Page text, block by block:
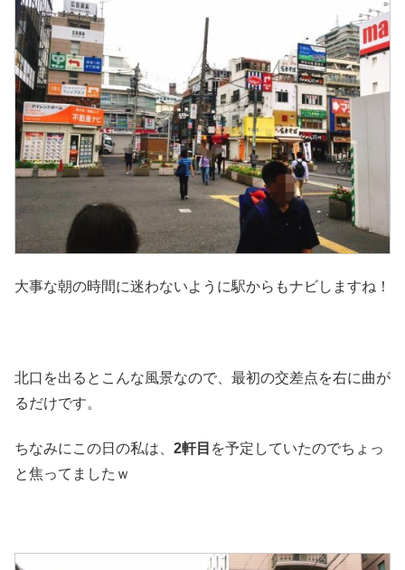
大事な朝の時間に迷わないように駅からもナビしますね！
北口を出るとこんな風景なので、最初の交差点を右に曲が
るだけです。
ちなみにこの日の私は、 2軒目 を予定していたのでちょっ
と焦ってましたｗ